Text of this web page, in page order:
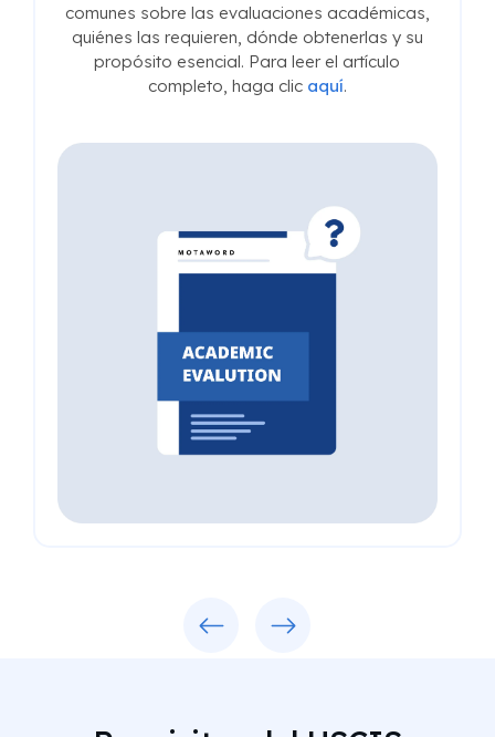
comunes sobre las evaluaciones académicas,
quiénes las requieren, dónde obtenerlas y su
propósito esencial. Para leer el artículo
completo, haga clic aquí.